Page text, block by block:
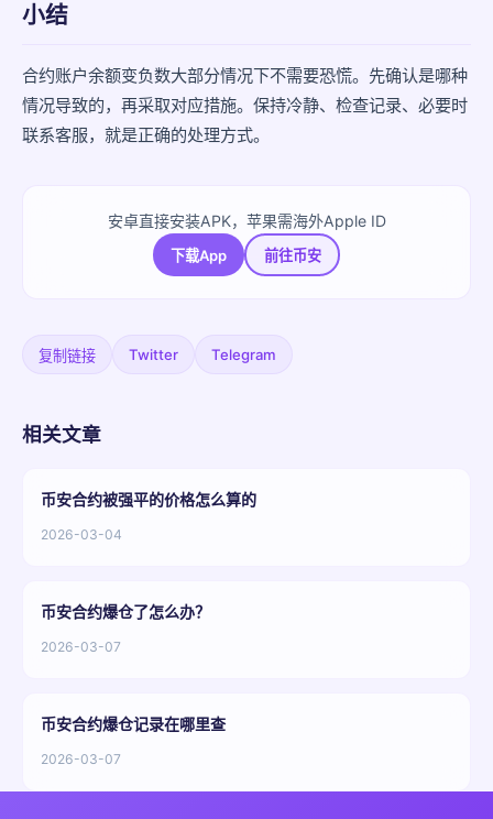
小结
合约账户余额变负数大部分情况下不需要恐慌。先确认是哪种
情况导致的，再采取对应措施。保持冷静、检查记录、必要时
联系客服，就是正确的处理方式。
安卓直接安装APK，苹果需海外Apple ID
下载App 前往币安
复制链接 Twitter Telegram
相关文章
币安合约被强平的价格怎么算的
2026-03-04
币安合约爆仓了怎么办？
2026-03-07
币安合约爆仓记录在哪里查
2026-03-07